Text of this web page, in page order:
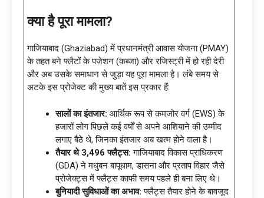
क्या है पूरा मामला?
गाजियाबाद (Ghaziabad) में प्रधानमंत्री आवास योजना (PMAY)
के तहत बने फ्लैटों के पजेशन (कब्जा) और रजिस्ट्री में हो रही देरी
और अब उसके समाधान से जुड़ा यह पूरा मामला है। लंबे समय से
अटके इस प्रोजेक्ट की मुख्य बातें इस प्रकार हैं:
सालों का इंतजार: आर्थिक रूप से कमजोर वर्ग (EWS) के
हजारों लोग पिछले कई वर्षों से अपने आशियाने की उम्मीद
लगाए बैठे थे, जिनका इंतजार अब खत्म होने वाला है।
तैयार थे 3,496 फ्लैट्स: गाजियाबाद विकास प्राधिकरण
(GDA) ने मधुबन बापूधाम, डासना और प्रताप विहार जैसे
प्रोजेक्ट्स में फ्लैट्स काफी समय पहले ही बना लिए थे।
बुनियादी सुविधाओं का अभाव: फ्लैट्स तैयार होने के बावजूद